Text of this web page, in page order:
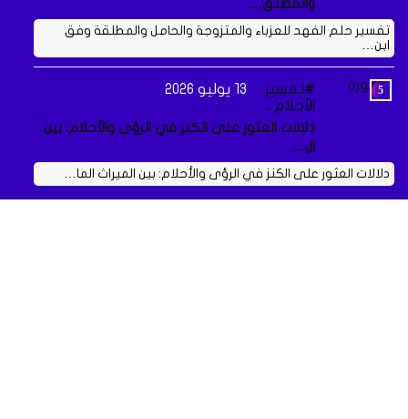
والمطلق…
تفسير حلم الفهد للعزباء والمتزوجة والحامل والمطلقة وفق
ابن…
تفسير
الأحلام ،
13 يوليو 2026
دلالات العثور على الكنز في الرؤى والأحلام: بين
ال…
دلالات العثور على الكنز في الرؤى والأحلام: بين الميراث الما…